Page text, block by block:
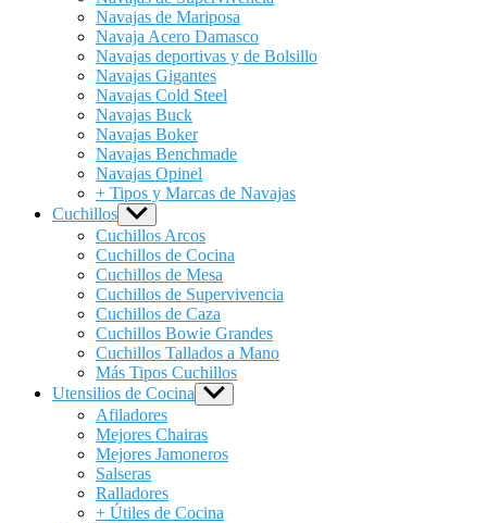
Navajas de Mariposa
Navaja Acero Damasco
Navajas deportivas y de Bolsillo
Navajas Gigantes
Navajas Cold Steel
Navajas Buck
Navajas Boker
Navajas Benchmade
Navajas Opinel
+ Tipos y Marcas de Navajas
Cuchillos Show
sub
menu
Cuchillos Arcos
Cuchillos de Cocina
Cuchillos de Mesa
Cuchillos de Supervivencia
Cuchillos de Caza
Cuchillos Bowie Grandes
Cuchillos Tallados a Mano
Más Tipos Cuchillos
Utensilios de Cocina Show
sub
Afiladores
Mejores Chairas
Mejores Jamoneros
Salseras
Ralladores
+ Útiles de Cocina